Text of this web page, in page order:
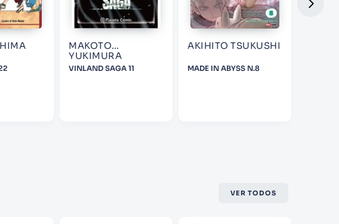
MAKOTO
YUKIMURA
VINLAND SAGA 11
AKIHITO TSUKUSHI
MADE IN ABYSS N.8
VER TODOS